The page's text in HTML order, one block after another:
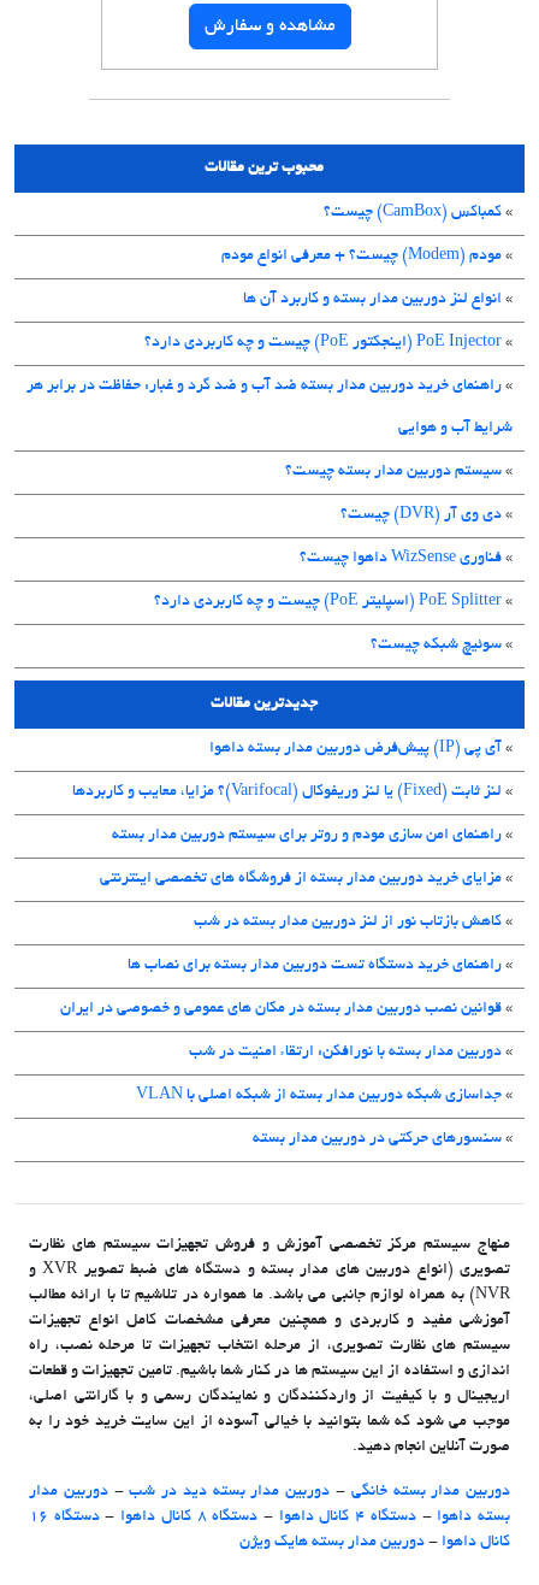
مشاهده و سفارش
محبوب ترین مقالات
» کمباکس (CamBox) چیست؟
» مودم (Modem) چیست؟ + معرفی انواع مودم
» انواع لنز دوربین مدار بسته و کاربرد آن ها
» PoE Injector (اینجکتور PoE) چیست و چه کاربردی دارد؟
» راهنمای خرید دوربین مدار بسته ضد آب و ضد گرد و غبار: حفاظت در برابر هر
شرایط آب و هوایی
» سیستم دوربین مدار بسته چیست؟
» دی وی آر (DVR) چیست؟
» فناوری WizSense داهوا چیست؟
» PoE Splitter (اسپلیتر PoE) چیست و چه کاربردی دارد؟
» سوئیچ شبکه چیست؟
جدیدترین مقالات
» آی پی (IP) پیش‌فرض دوربین مدار بسته داهوا
» لنز ثابت (Fixed) یا لنز وریفوکال (Varifocal)؟ مزایا، معایب و کاربردها
» راهنمای امن سازی مودم و روتر برای سیستم دوربین مدار بسته
» مزایای خرید دوربین مدار بسته از فروشگاه های تخصصی اینترنتی
» کاهش بازتاب نور از لنز دوربین مدار بسته در شب
» راهنمای خرید دستگاه تست دوربین مدار بسته برای نصاب ها
» قوانین نصب دوربین مدار بسته در مکان های عمومی و خصوصی در ایران
» دوربین مدار بسته با نورافکن: ارتقاء امنیت در شب
» جداسازی شبکه دوربین مدار بسته از شبکه اصلی با VLAN
» سنسورهای حرکتی در دوربین مدار بسته
منهاج سیستم مرکز تخصصی آموزش و فروش تجهیزات سیستم های نظارت
تصویری (انواع دوربین های مدار بسته و دستگاه های ضبط تصویر XVR و
NVR) به همراه لوازم جانبی می باشد. ما همواره در تلاشیم تا با ارائه مطالب
آموزشی مفید و کاربردی و همچنین معرفی مشخصات کامل انواع تجهیزات
سیستم های نظارت تصویری، از مرحله انتخاب تجهیزات تا مرحله نصب، راه
اندازی و استفاده از این سیستم ها در کنار شما باشیم. تامین تجهیزات و قطعات
اریجینال و با کیفیت از واردکنندگان و نمایندگان رسمی و با گارانتی اصلی،
موجب می شود که شما بتوانید با خیالی آسوده از این سایت خرید خود را به
صورت آنلاین انجام دهید.
دوربین مدار بسته خانگی - دوربین مدار بسته دید در شب-دوربین مدار
بسته داهوا -دستگاه 4 کانال داهوا - دستگاه 8 کانال داهوا -
دستگاه 16
کانال داهوا - دوربین مدار بسته هایک ویژن